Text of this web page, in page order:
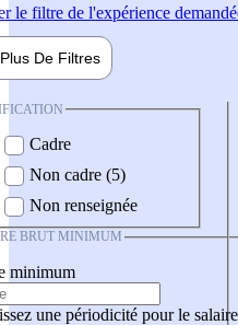
le filtre de l'expérience
Plus De Filtres
Cadre
Non cadre (5)
Non renseignée
BRUT MINIMUM
minimum
une périodicité pour le